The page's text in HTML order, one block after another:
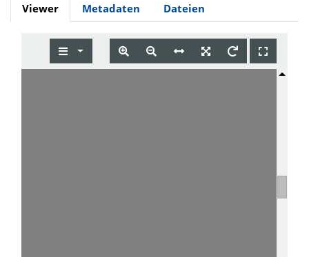
Viewer Metadaten Dateien